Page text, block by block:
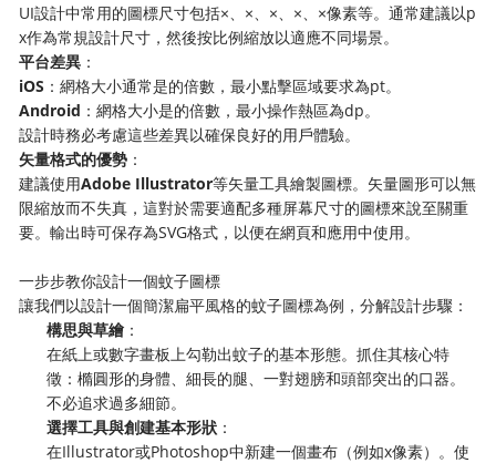
UI設計中常用的圖標尺寸包括×、×、×、×、×像素等。通常建議以p
x作為常規設計尺寸，然後按比例縮放以適應不同場景。
​平台差異​ ​：
​iOS​ ​：網格大小通常是的倍數，最小點擊區域要求為pt。
​Android​ ​：網格大小是的倍數，最小操作熱區為dp。
設計時務必考慮這些差異以確保良好的用戶體驗。
​矢量格式的優勢​ ​：
建議使用​​Adobe Illustrator​​等矢量工具繪製圖標。矢量圖形可以無
限縮放而不失真，這對於需要適配多種屏幕尺寸的圖標來說至關重
要。輸出時可保存為SVG格式，以便在網頁和應用中使用。
一步步教你設計一個蚊子圖標
讓我們以設計一個簡潔扁平風格的蚊子圖標為例，分解設計步驟：
​構思與草繪​ ​：
在紙上或數字畫板上勾勒出蚊子的基本形態。抓住其核心特
徵：橢圓形的身體、細長的腿、一對翅膀和頭部突出的口器。
不必追求過多細節。
​選擇工具與創建基本形狀​ ​：
在Illustrator或Photoshop中新建一個畫布（例如x像素）。使